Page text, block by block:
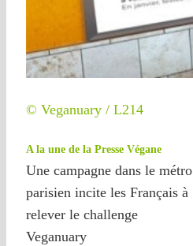
© Veganuary / L214
A la une de la Presse Végane
Une campagne dans le métro
parisien incite les Français à
relever le challenge
Veganuary